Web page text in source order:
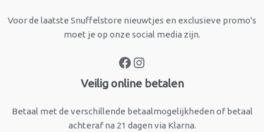
Voor de laatste Snuffelstore nieuwtjes en exclusieve promo's
moet je op onze social media zijn.
Veilig online betalen
Betaal met de verschillende betaalmogelijkheden of betaal
achteraf na 21 dagen via Klarna.